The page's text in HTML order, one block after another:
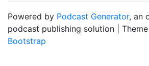
Powered by Podcast Generator, an
podcast publishing solution |
Bootstrap